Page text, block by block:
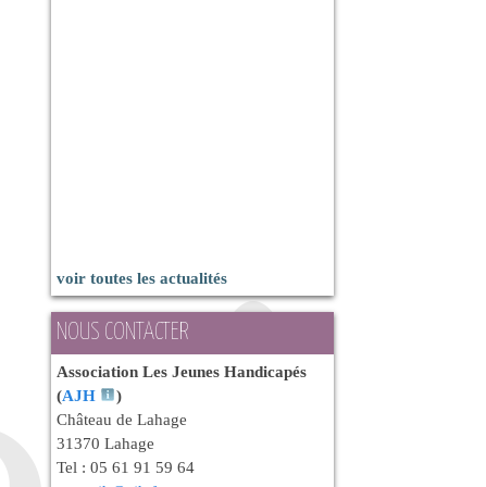
voir toutes les actualités
NOUS CONTACTER
Association Les Jeunes Handicapés
(AJH
)
Château de Lahage
31370 Lahage
Tel : 05 61 91 59 64